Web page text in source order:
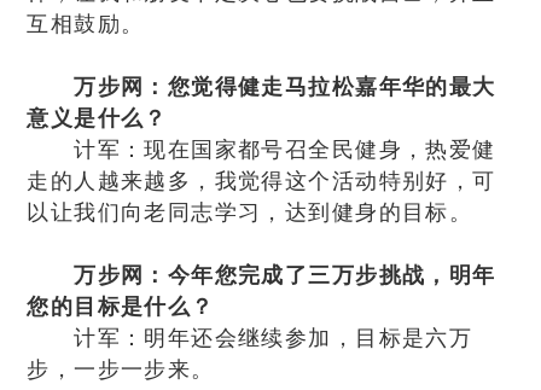
互相鼓励。
万步网：您觉得健走马拉松嘉年华的最大
意义是什么？
计军：现在国家都号召全民健身，热爱健
走的人越来越多，我觉得这个活动特别好，可
以让我们向老同志学习，达到健身的目标。
万步网：今年您完成了三万步挑战，明年
您的目标是什么？
计军：明年还会继续参加，目标是六万
步，一步一步来。